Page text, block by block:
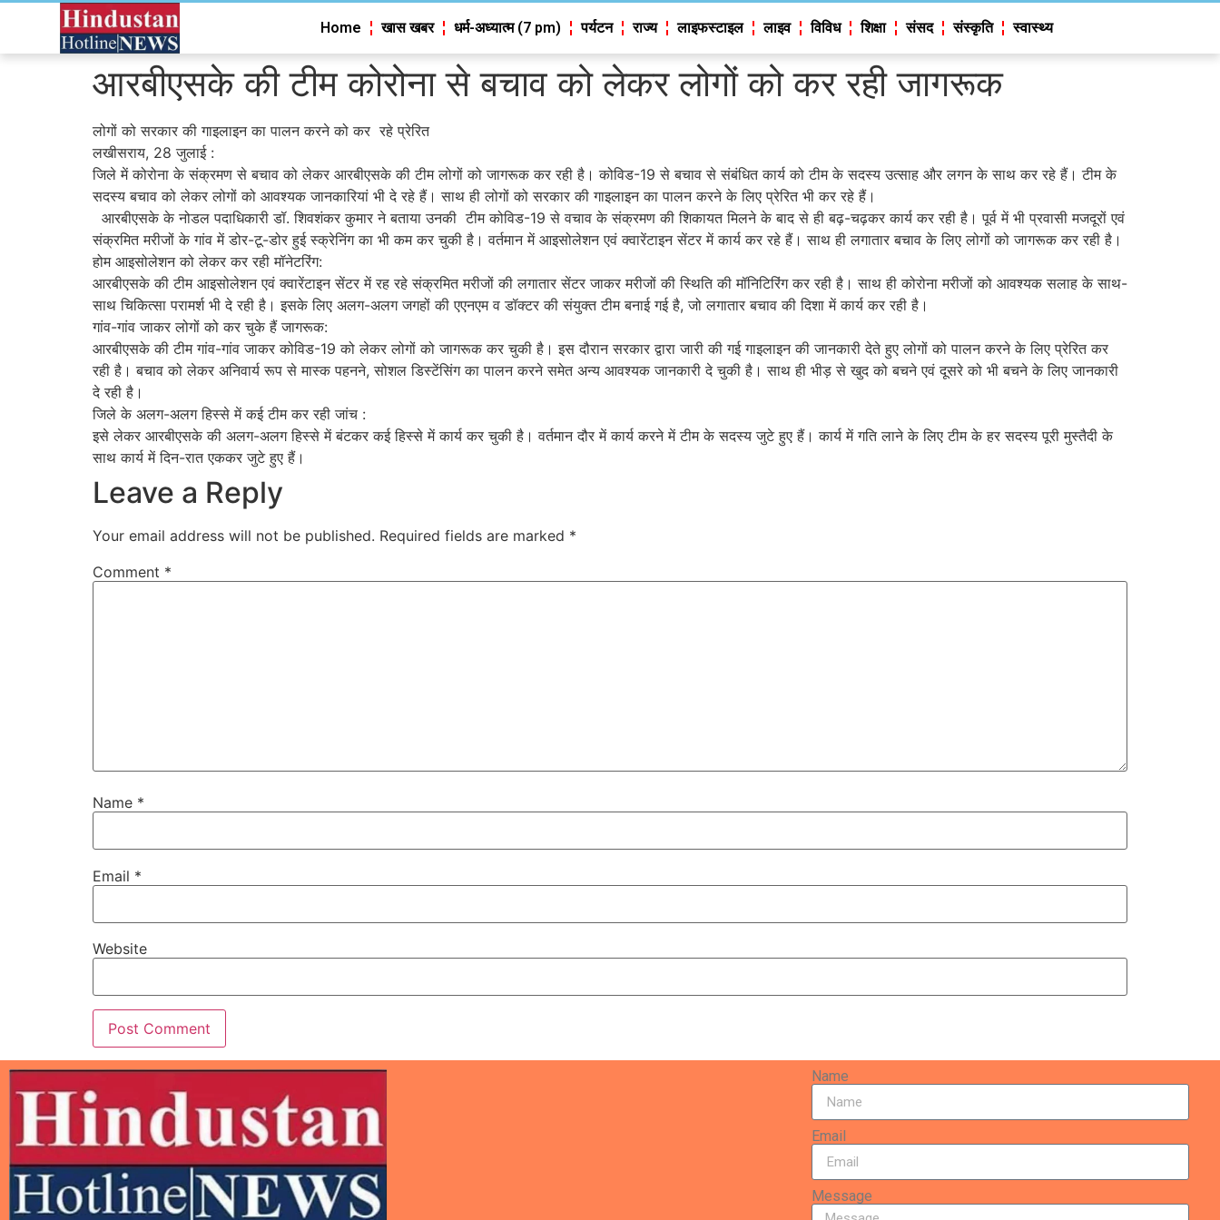
Home खास खबर धर्म-अध्यात्म (7 pm) पर्यटन राज्य लाइफस्टाइल लाइव विविध शिक्षा संसद संस्कृति स्वास्थ्य
आरबीएसके की टीम कोरोना से बचाव को लेकर लोगों को कर रही जागरूक
लोगों को सरकार की गाइलाइन का पालन करने को कर रहे प्रेरित
लखीसराय, 28 जुलाई :
जिले में कोरोना के संक्रमण से बचाव को लेकर आरबीएसके की टीम लोगों को जागरूक कर रही है। कोविड-19 से बचाव से संबंधित कार्य को टीम के सदस्य उत्साह और लगन के साथ कर रहे हैं। टीम के
सदस्य बचाव को लेकर लोगों को आवश्यक जानकारियां भी दे रहे हैं। साथ ही लोगों को सरकार की गाइलाइन का पालन करने के लिए प्रेरित भी कर रहे हैं।
आरबीएसके के नोडल पदाधिकारी डॉ. शिवशंकर कुमार ने बताया उनकी टीम कोविड-19 से वचाव के संक्रमण की शिकायत मिलने के बाद से ही बढ़-चढ़कर कार्य कर रही है। पूर्व में भी प्रवासी मजदूरों एवं
संक्रमित मरीजों के गांव में डोर-टू-डोर हुई स्क्रेनिंग का भी कम कर चुकी है। वर्तमान में आइसोलेशन एवं क्वारेंटाइन सेंटर में कार्य कर रहे हैं। साथ ही लगातार बचाव के लिए लोगों को जागरूक कर रही है।
होम आइसोलेशन को लेकर कर रही मॉनेटरिंग:
आरबीएसके की टीम आइसोलेशन एवं क्वारेंटाइन सेंटर में रह रहे संक्रमित मरीजों की लगातार सेंटर जाकर मरीजों की स्थिति की मॉनिटिरिंग कर रही है। साथ ही कोरोना मरीजों को आवश्यक सलाह के साथ-
साथ चिकित्सा परामर्श भी दे रही है। इसके लिए अलग-अलग जगहों की एएनएम व डॉक्टर की संयुक्त टीम बनाई गई है, जो लगातार बचाव की दिशा में कार्य कर रही है।
गांव-गांव जाकर लोगों को कर चुके हैं जागरूक:
आरबीएसके की टीम गांव-गांव जाकर कोविड-19 को लेकर लोगों को जागरूक कर चुकी है। इस दौरान सरकार द्वारा जारी की गई गाइलाइन की जानकारी देते हुए लोगों को पालन करने के लिए प्रेरित कर
रही है। बचाव को लेकर अनिवार्य रूप से मास्क पहनने, सोशल डिस्टेंसिंग का पालन करने समेत अन्य आवश्यक जानकारी दे चुकी है। साथ ही भीड़ से खुद को बचने एवं दूसरे को भी बचने के लिए जानकारी
दे रही है।
जिले के अलग-अलग हिस्से में कई टीम कर रही जांच :
इसे लेकर आरबीएसके की अलग-अलग हिस्से में बंटकर कई हिस्से में कार्य कर चुकी है। वर्तमान दौर में कार्य करने में टीम के सदस्य जुटे हुए हैं। कार्य में गति लाने के लिए टीम के हर सदस्य पूरी मुस्तैदी के
साथ कार्य में दिन-रात एककर जुटे हुए हैं।
Leave a Reply
Your email address will not be published. Required fields are marked *
Comment *
Name *
Email *
Website
Name
Email
Message